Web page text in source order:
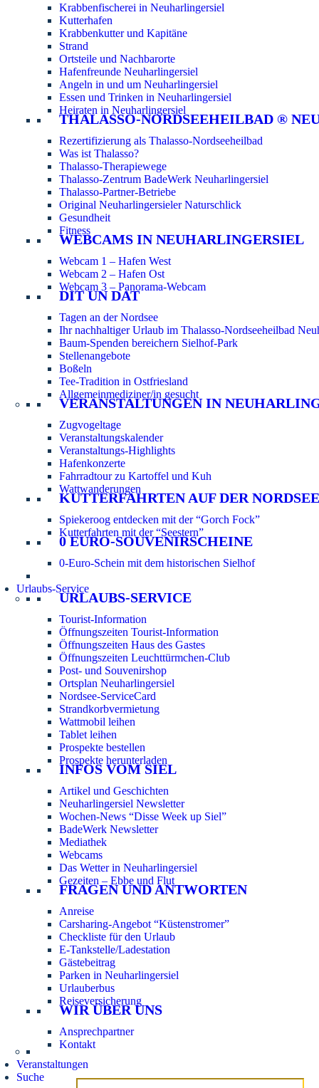
Krabbenfischerei in Neuharlingersiel
Kutterhafen
Krabbenkutter und Kapitäne
Strand
Ortsteile und Nachbarorte
Hafenfreunde Neuharlingersiel
Angeln in und um Neuharlingersiel
Essen und Trinken in Neuharlingersiel
Heiraten in Neuharlingersiel
THALASSO-NORDSEEHEILBAD ®
Rezertifizierung als Thalasso-Nordseeheilbad
Was ist Thalasso?
Thalasso-Therapiewege
Thalasso-Zentrum BadeWerk Neuharlingersiel
Thalasso-Partner-Betriebe
Original Neuharlingersieler Naturschlick
Gesundheit
Fitness
WEBCAMS IN NEUHARLINGERSIEL
Webcam 1 – Hafen West
Webcam 2 – Hafen Ost
Webcam 3 – Panorama-Webcam
DIT UN DAT
Tagen an der Nordsee
Ihr nachhaltiger Urlaub im Thalasso-Nordseeheilbad
Baum-Spenden bereichern Sielhof-Park
Stellenangebote
Boßeln
Tee-Tradition in Ostfriesland
Allgemeinmediziner/in gesucht
VERANSTALTUNGEN IN
Zugvogeltage
Veranstaltungskalender
Veranstaltungs-Highlights
Hafenkonzerte
Fahrradtour zu Kartoffel und Kuh
Wattwanderungen
KUTTERFAHRTEN AUF DER NORDSEE
Spiekeroog entdecken mit der “Gorch Fock”
Kutterfahrten mit der “Seestern”
0 EURO-SOUVENIRSCHEINE
0-Euro-Schein mit dem historischen Sielhof
Urlaubs-Service
URLAUBS-SERVICE
Tourist-Information
Öffnungszeiten Tourist-Information
Öffnungszeiten Haus des Gastes
Öffnungszeiten Leuchttürmchen-Club
Post- und Souvenirshop
Ortsplan Neuharlingersiel
Nordsee-ServiceCard
Strandkorbvermietung
Wattmobil leihen
Tablet leihen
Prospekte bestellen
Prospekte herunterladen
INFOS VOM SIEL
Artikel und Geschichten
Neuharlingersiel Newsletter
Wochen-News “Disse Week up Siel”
BadeWerk Newsletter
Mediathek
Webcams
Das Wetter in Neuharlingersiel
Gezeiten – Ebbe und Flut
FRAGEN UND ANTWORTEN
Anreise
Carsharing-Angebot “Küstenstromer”
Checkliste für den Urlaub
E-Tankstelle/Ladestation
Gästebeitrag
Parken in Neuharlingersiel
Urlauberbus
Reiseversicherung
WIR ÜBER UNS
Ansprechpartner
Kontakt
Veranstaltungen
Suche